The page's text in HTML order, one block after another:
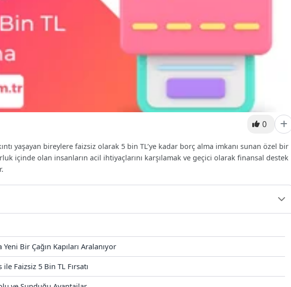
0
yaşayan bireylere faizsiz olarak 5 bin TL’ye kadar borç alma imkanı sunan özel bir
içinde olan insanların acil ihtiyaçlarını karşılamak ve geçici olarak finansal destek
Bir Çağın Kapıları Aralanıyor
Faizsiz 5 Bin TL Fırsatı